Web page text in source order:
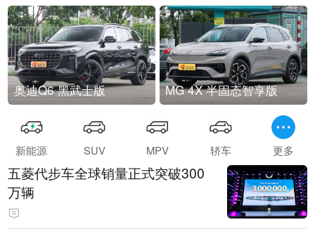
奥迪Q6 黑武士版 MG 4X 半固态智享版
新能源 SUV MPV 轿车 更多
五菱代步车全球销量正式突破300
万辆